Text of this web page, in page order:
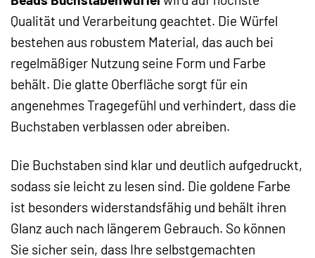
Qualität und Verarbeitung geachtet. Die Würfel
bestehen aus robustem Material, das auch bei
regelmäßiger Nutzung seine Form und Farbe
behält. Die glatte Oberfläche sorgt für ein
angenehmes Tragegefühl und verhindert, dass die
Buchstaben verblassen oder abreiben.
Die Buchstaben sind klar und deutlich aufgedruckt,
sodass sie leicht zu lesen sind. Die goldene Farbe
ist besonders widerstandsfähig und behält ihren
Glanz auch nach längerem Gebrauch. So können
Sie sicher sein, dass Ihre selbstgemachten